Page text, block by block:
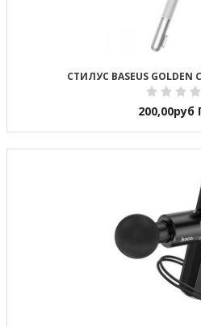
СТИЛУС BASEUS GOLDEN
200,00руб